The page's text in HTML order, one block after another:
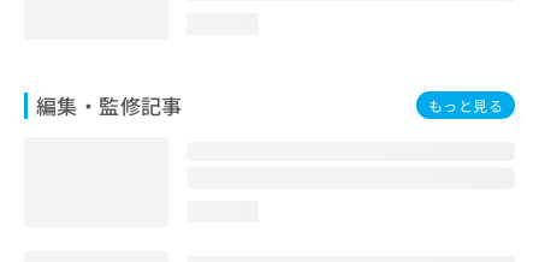
編集・監修記事 もっと見る